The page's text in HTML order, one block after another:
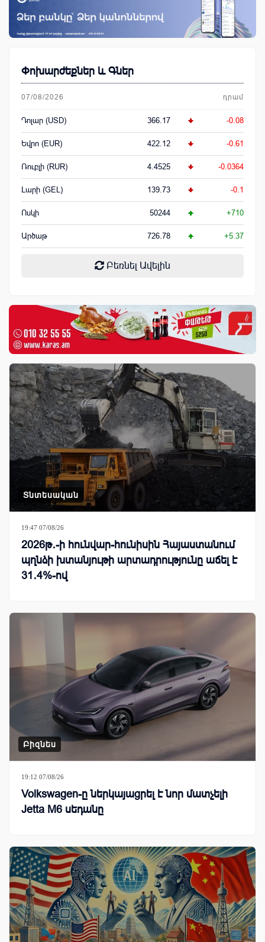
Փոխարժեքներ և Գներ
07/08/2026 դրամ
Դոլար (USD) 366.17 -0.08
Եվրո (EUR) 422.12 -0.61
Ռուբլի (RUR) 4.4525 -0.0364
Լարի (GEL) 139.73 -0.1
Ոսկի 50244 +710
Արծաթ 726.78 +5.37
Բեռնել Ավելին
Տնտեսական
19:47 07/08/26
2026թ․-ի հունվար-հունիսին Հայաստանում
պղնձի խտանյութի արտադրությունը աճել է
31․4%-ով
Բիզնես
19:12 07/08/26
Volkswagen-ը ներկայացրել է նոր մատչելի
Jetta M6 սեդանը